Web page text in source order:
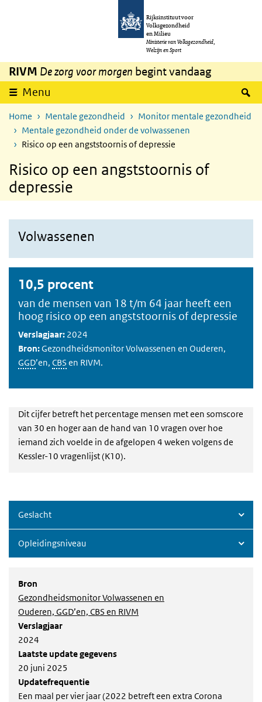
Overslaan en naar de inhoud gaan
Rijksinstituut voor
Volksgezondheid
en Milieu
Ministerie van Volksgezondheid,
Welzijn en Sport
RIVM De zorg voor morgen begint vandaag
Menu
Home Mentale gezondheid
Monitor mentale gezondheid
Mentale gezondheid onder de volwassenen
Risico op een angststoornis of depressie
Risico op een angststoornis of
depressie
Volwassenen
10,5 procent
van de mensen van 18 t/m 64 jaar heeft een
hoog risico op een angststoornis of depressie
Verslagjaar: 2024
Bron:Gezondheidsmonitor Volwassenen en Ouderen,
GGD’en, CBS en RIVM.
Dit cijfer betreft het percentage mensen met een somscore
van 30 en hoger aan de hand van 10 vragen over hoe
iemand zich voelde in de afgelopen 4 weken volgens de
Kessler-10 vragenlijst (K10).
Geslacht
Opleidingsniveau
Bron
Gezondheidsmonitor Volwassenen en
Ouderen, GGD’en, CBS en RIVM
Verslagjaar
2024
Laatste update gegevens
20 juni 2025
Updatefrequentie
Een maal per vier jaar (2022 betreft een extra Corona